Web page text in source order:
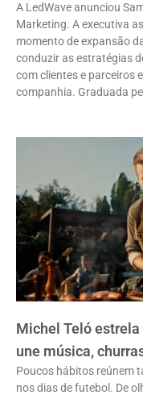
A LedWave anunciou
Marketing. A executiva
momento de expansão
conduzir as estratégias
com clientes e parceiros
companhia. Graduada
Michel Teló
une música,
Poucos hábitos reúnem
nos dias de futebol. De